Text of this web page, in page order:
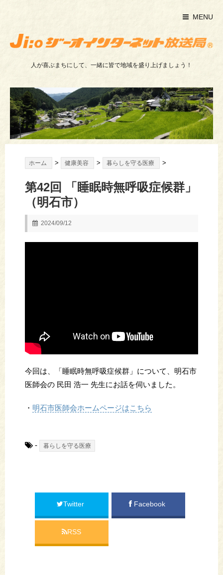
MENU
人が喜ぶまちにして、一緒に皆で地域を盛り上げましょう！
ホーム > 健康美容 > 暮らしを守る医療 >
第42回 「睡眠時無呼吸症候群」
（明石市）
2024/09/12
今回は、「睡眠時無呼吸症候群」について、明石市
医師会の 民田 浩一 先生にお話を伺いました。
・ 明石市医師会ホームページはこちら
- 暮らしを守る医療
Twitter Facebook
RSS